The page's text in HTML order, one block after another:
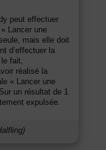
peut effectuer
Lancer une
mais elle doit
d’effectuer la
fait,
réalisé la
« Lancer une
un résultat de 1
expulsée.